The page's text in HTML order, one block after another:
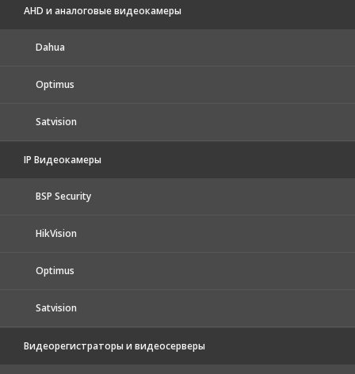
AHD и аналоговые видеокамеры
Dahua
Optimus
Satvision
IP Видеокамеры
BSP Security
HikVision
Optimus
Satvision
Видеорегистраторы и видеосерверы